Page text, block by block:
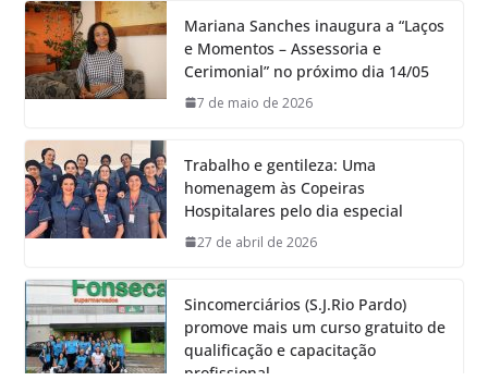
Mariana Sanches inaugura a “Laços
e Momentos – Assessoria e
Cerimonial” no próximo dia 14/05
7 de maio de 2026
Trabalho e gentileza: Uma
homenagem às Copeiras
Hospitalares pelo dia especial
27 de abril de 2026
Sincomerciários (S.J.Rio Pardo)
promove mais um curso gratuito de
qualificação e capacitação
profissional